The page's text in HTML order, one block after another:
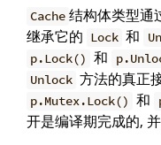
Cache 结构体类型通
继承它的 Lock 和
p.Lock() 和
Unlock 方法的真正
p.Mutex.Lock() 和
开是编译期完成的,